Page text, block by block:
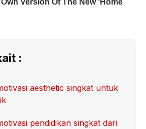
:
aesthetic singkat untuk
pendidikan singkat dari